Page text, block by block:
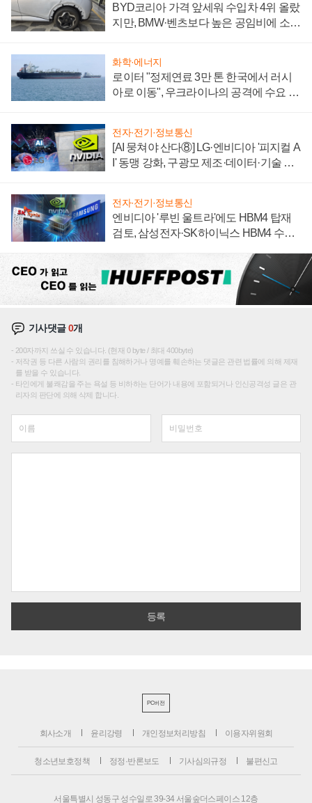
BYD코리아 가격 앞세워 수입차 4위 올랐
지만, BMW·벤츠보다 높은 공임비에 소비
화학·에너지
로이터 "정제연료 3만 톤 한국에서 러시
아로 이동", 우크라이나의 공격에 수요 늘
전자·전기·정보통신
[AI 뭉쳐야 산다⑧] LG·엔비디아 '피지컬 A
I' 동맹 강화, 구광모 제조·데이터·기술 결
전자·전기·정보통신
엔비디아 '루빈 울트라'에도 HBM4 탑재
검토, 삼성전자·SK하이닉스 HBM4 수율
기사댓글0개
200자까지 쓰실 수 있습니다. (현재 0 byte / 최대 400byte)
저작권 등 다른 사람의 권리를 침해하거나 명예를 훼손하는 댓글은 관련 법률에 의해 제재
를 받을 수 있습니다.
타인에게 불쾌감을 주는 욕설 등 비하하는 단어가 내용에 포함되거나 인신공격성 글은 관
리자의 판단에 의해 삭제 합니다.
PC버전
회사소개 윤리강령 개인정보처리방침 이용자위원회
청소년보호정책 정정·반론보도 기사심의규정 불편신고
서울특별시 성동구 성수일로 39-34 서울숲더스페이스 12층